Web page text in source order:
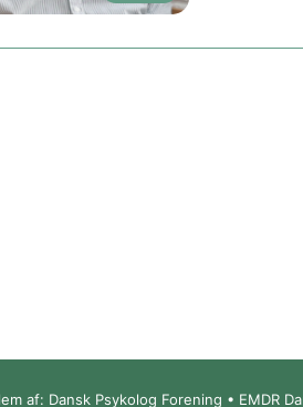
af: Dansk Psykolog Forening • EMDR